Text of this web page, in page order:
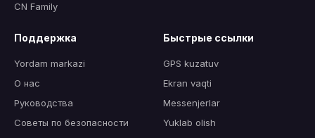
CN Family
Поддержка
Yordam markazi
О нас
Руководства
Советы по безопасности
Быстрые ссылки
GPS kuzatuv
Ekran vaqti
Messenjerlar
Yuklab olish